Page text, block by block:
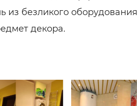
из безликого оборудования
декора.